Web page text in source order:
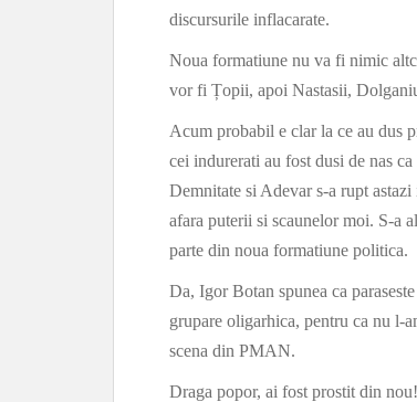
discursurile inflacarate.
Noua formatiune nu va fi nimic
vor fi Țopii, apoi Nastasii,
Acum probabil e clar la ce au dus
cei indurerati au fost dusi de nas
Demnitate si Adevar s-a rupt
afara puterii si scaunelor moi. S-a
parte din noua formatiune politica.
Da, Igor Botan spunea ca paraseste
grupare oligarhica, pentru ca nu l-
scena din PMAN.
Draga popor, ai fost prostit din